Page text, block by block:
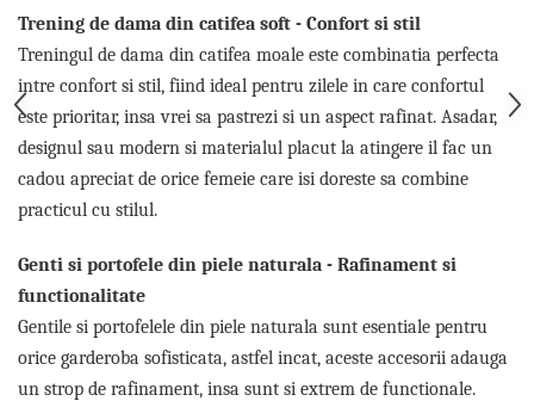
8 Martie
Cadouri pentru CUPLU El & Ea
Cadouri Iubitori de animale
Cadouri GRAVIDE
Cadouri pentru sportivi
Cadouri Pensionare
Cadouri Colegi, sefi sau angajati
Cadouri pentru Sfânta Maria
Martisoare
Trening de dama din catifea soft - Confort si stil
Treningul de dama din catifea moale este combinatia perfecta
intre confort si stil, fiind ideal pentru zilele in care confortul
este prioritar, insa vrei sa pastrezi si un aspect rafinat. Asadar,
designul sau modern si materialul placut la atingere il fac un
cadou apreciat de orice femeie care isi doreste sa combine
practicul cu stilul.
Genti si portofele din piele naturala - Rafinament si
functionalitate
Gentile si portofelele din piele naturala sunt esentiale pentru
orice garderoba sofisticata, astfel incat, aceste accesorii adauga
un strop de rafinament, insa sunt si extrem de functionale.